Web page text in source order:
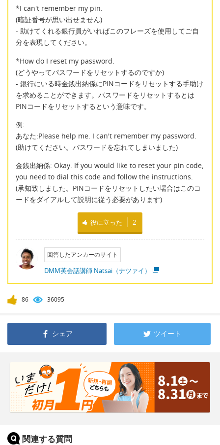
*I can't remember my pin.
(暗証番号が思い出せません)
- 助けてくれる銀行員がいればこのフレーズを使用してご自
分を表現してください。
*How do I reset my password.
(どうやってパスワードをリセットするのですか)
- 銀行にいる時金銭出納係にPINコードをリセットする手助け
を求めることができます。パスワードをリセットするとは
PINコードをリセットするという意味です。
例:
あなた:Please help me. I can't remember my password.
(助けてください。パスワードを忘れてしまいました)
金銭出納係: Okay. If you would like to reset your pin code,
you need to dial this code and follow the instructions.
(承知致しました。PINコードをリセットしたい場合はこのコ
ードをダイアルして説明に従う必要があります)
役に立った 2
回答したアンカーのサイト
DMM英会話講師 Natsai（ナツァイ）
86 36095
シェア ツイート
関連する質問